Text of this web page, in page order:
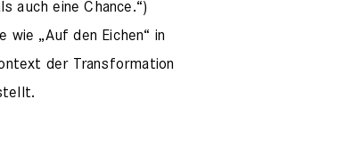
auch eine Chance.“)
wie „Auf den Eichen“ in
der Transformation